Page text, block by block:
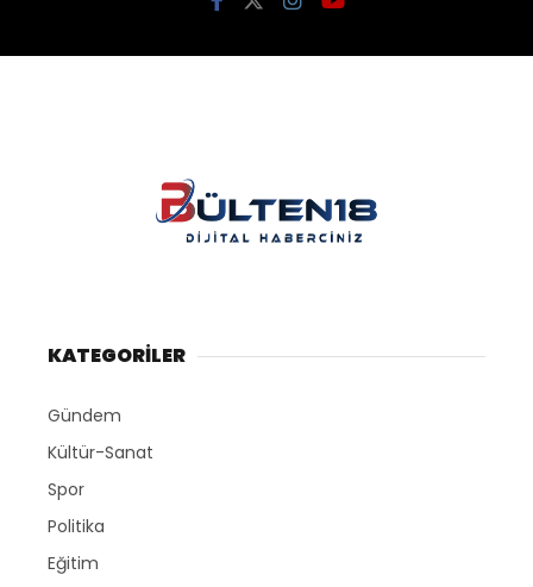
KATEGORİLER
Gündem
Kültür-Sanat
Spor
Politika
Eğitim